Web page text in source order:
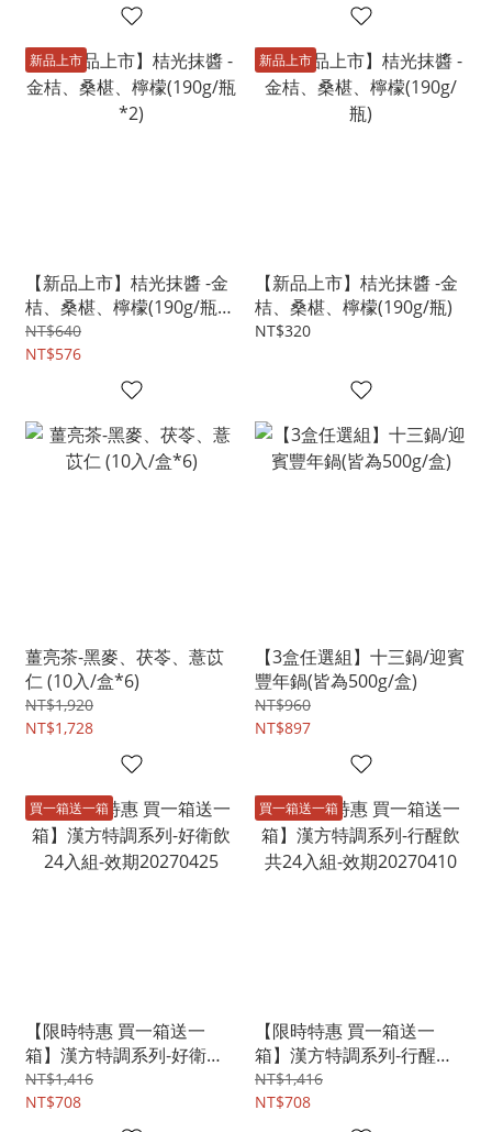
新品上市
【新品上市】桔光抹醬 -金
桔、桑椹、檸檬(190g/瓶
*2)
NT$640
NT$576
新品上市
【新品上市】桔光抹醬 -金
桔、桑椹、檸檬(190g/瓶)
NT$320
薑亮茶-黑麥、茯苓、薏苡
仁 (10入/盒*6)
NT$1,920
NT$1,728
【3盒任選組】十三鍋/迎賓
豐年鍋(皆為500g/盒)
NT$960
NT$897
買一箱送一箱
【限時特惠 買一箱送一
箱】漢方特調系列-好衛飲
24入組-效期20270425
NT$1,416
NT$708
買一箱送一箱
【限時特惠 買一箱送一
箱】漢方特調系列-行醒飲
共24入組-效期20270410
NT$1,416
NT$708